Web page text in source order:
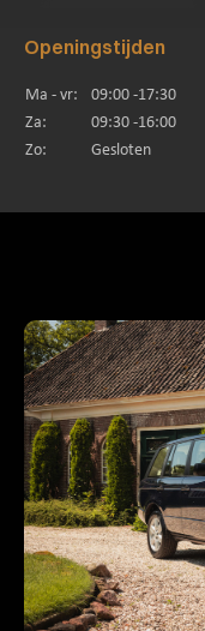
Openingstijden
Ma - vr:
09:00 -17:30
Za:
09:30 -16:00
Zo:
Gesloten